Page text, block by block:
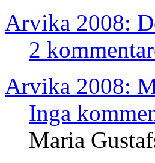
Arvika 2008:
2
Arvika 2008:
Inga
Maria